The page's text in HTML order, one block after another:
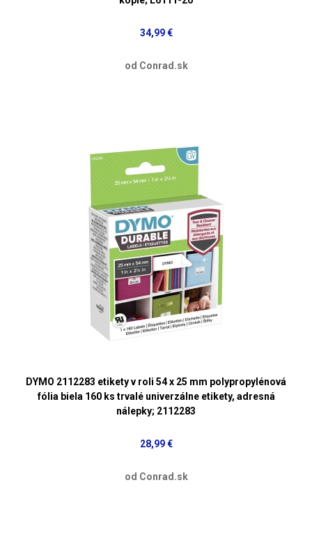
34,99 €
od Conrad.sk
DYMO 2112283 etikety v roli 54 x 25 mm polypropylénová
fólia biela 160 ks trvalé univerzálne etikety, adresná
nálepky; 2112283
28,99 €
od Conrad.sk